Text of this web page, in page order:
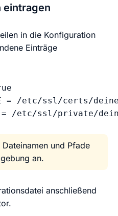
eintragen
in die Konfiguration
Einträge
= /etc/ssl/certs/
= /etc/ssl/private/
Dateinamen und Pfade
an.
anschließend